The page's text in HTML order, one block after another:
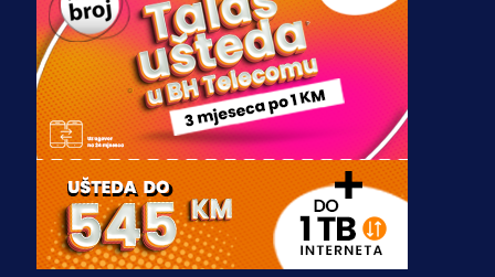
Zmajevi dobili veliko pojačanje:
Fudbaler Olympiacosa želi obući
dres BiH!
3 sedmica 3 dan
Premijer liga BiH
Misimović priveden: SIPA ga tereti
za pranje novca, pretresaju
prostorije FK Borac!